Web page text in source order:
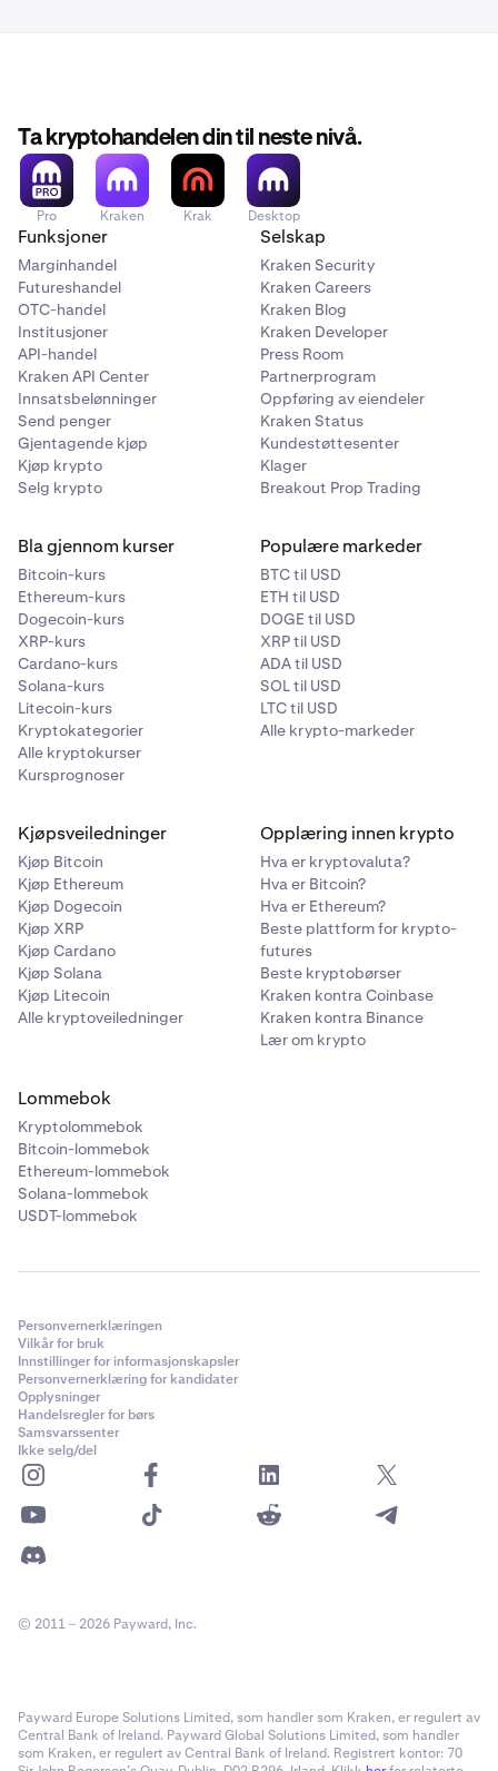
Ta kryptohandelen din til neste nivå.
Pro Kraken Krak Desktop
Funksjoner
Marginhandel
Futureshandel
OTC-handel
Institusjoner
API-handel
Kraken API Center
Innsatsbelønninger
Send penger
Gjentagende kjøp
Kjøp krypto
Selg krypto
Selskap
Kraken Security
Kraken Careers
Kraken Blog
Kraken Developer
Press Room
Partnerprogram
Oppføring av eiendeler
Kraken Status
Kundestøttesenter
Klager
Breakout Prop Trading
Bla gjennom kurser
Bitcoin-kurs
Ethereum-kurs
Dogecoin-kurs
XRP-kurs
Cardano-kurs
Solana-kurs
Litecoin-kurs
Kryptokategorier
Alle kryptokurser
Kursprognoser
Populære markeder
BTC til USD
ETH til USD
DOGE til USD
XRP til USD
ADA til USD
SOL til USD
LTC til USD
Alle krypto-markeder
Kjøpsveiledninger
Kjøp Bitcoin
Kjøp Ethereum
Kjøp Dogecoin
Kjøp XRP
Kjøp Cardano
Kjøp Solana
Kjøp Litecoin
Alle kryptoveiledninger
Opplæring innen krypto
Hva er kryptovaluta?
Hva er Bitcoin?
Hva er Ethereum?
Beste plattform for krypto-
futures
Beste kryptobørser
Kraken kontra Coinbase
Kraken kontra Binance
Lær om krypto
Lommebok
Kryptolommebok
Bitcoin-lommebok
Ethereum-lommebok
Solana-lommebok
USDT-lommebok
Personvernerklæringen
Vilkår for bruk
Innstillinger for informasjonskapsler
Personvernerklæring for kandidater
Opplysninger
Handelsregler for børs
Samsvarssenter
Ikke selg/del
© 2011 – 2026 Payward, Inc.
Payward Europe Solutions Limited, som handler som Kraken, er regulert av
Central Bank of Ireland. Payward Global Solutions Limited, som handler
som Kraken, er regulert av Central Bank of Ireland. Registrert kontor: 70